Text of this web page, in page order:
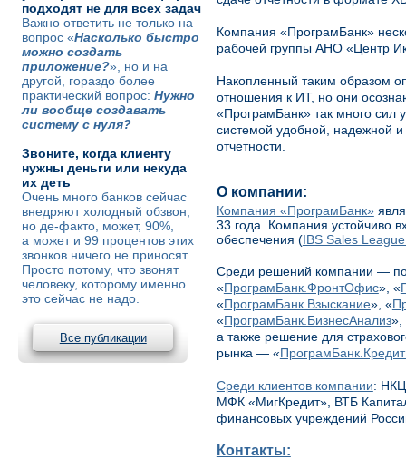
подходят не для всех задач
Важно ответить не только на
вопрос «Насколько быстро
можно создать
приложение?», но и на
другой, гораздо более
практический вопрос: Нужно
ли вообще создавать
систему с нуля?
Звоните, когда клиенту
нужны деньги или некуда
их деть
Очень много банков сейчас
внедряют холодный обзвон,
но де-факто, может, 90%,
а может и 99 процентов этих
звонков ничего не приносят.
Просто потому, что звонят
человеку, которому именно
это сейчас не надо.
Все публикации
Компания «ПрограмБанк»
рабочей группы АНО «Центр
Накопленный таким образом
отношения к ИТ, но они
«ПрограмБанк» так много сил
системой удобной, надежной и
отчетности.
О компании:
Компания «ПрограмБанк»
33 года. Компания устойчиво
обеспечения (IBS Sales
Среди решений компании —
«ПрограмБанк.ФронтОфис», «
«ПрограмБанк.Взыскание», «
«ПрограмБанк.БизнесАнализ»,
а также решение для
рынка — «
Среди клиентов компании: НКЦ
МФК «МигКредит», ВТБ
финансовых учреждений
Контакты: